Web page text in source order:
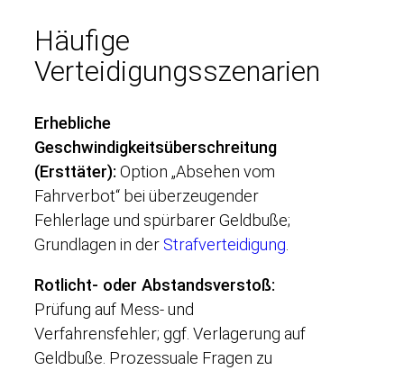
Häufige
Verteidigungsszenarien
Erhebliche
Geschwindigkeitsüberschreitung
(Ersttäter): Option „Absehen vom
Fahrverbot“ bei überzeugender
Fehlerlage und spürbarer Geldbuße;
Grundlagen in derStrafverteidigung
Rotlicht- oder Abstandsverstoß:
Prüfung auf Mess- und
Verfahrensfehler; ggf. Verlagerung auf
Geldbuße. Prozessuale Fragen zu